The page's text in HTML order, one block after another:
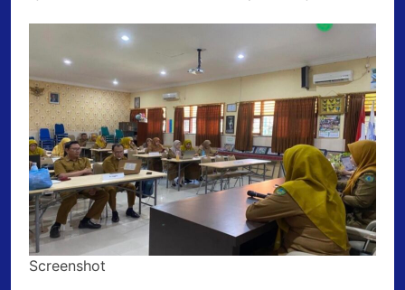
Screenshot